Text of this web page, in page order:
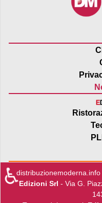
Edizioni Srl - Via G.